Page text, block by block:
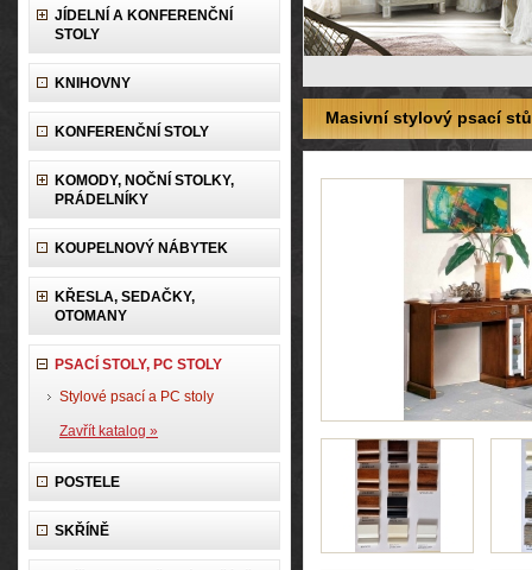
JÍDELNÍ A KONFERENČNÍ
STOLY
KNIHOVNY
KONFERENČNÍ STOLY
KOMODY, NOČNÍ STOLKY,
PRÁDELNÍKY
KOUPELNOVÝ NÁBYTEK
KŘESLA, SEDAČKY,
OTOMANY
PSACÍ STOLY, PC STOLY
Stylové psací a PC stoly
Zavřít katalog »
POSTELE
SKŘÍNĚ
Masivní stylový psací